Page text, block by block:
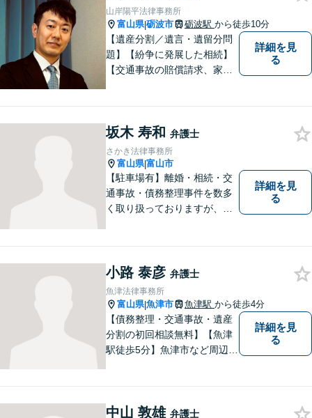
山岸陽平法律事務所
富山県|砺波市 砺波駅 から徒歩10分
【遺産分割／遺言・遺留分問
題】【紛争に発展した相続】
【交通事故の賠償請求、家族
交渉などの代理人活動を行い
ます。顧問契約先の法律相
談、個人の方の法律相談対応
も。
詳細を見
る
坂木 寿和 弁護士
さかき法律事務所
富山県|富山市
【駐車場有】離婚・相続・交
通事故・債務整理事件を数多
く取り扱っておりますが、そ
というお声をいただけるよう
に、誠実・丁寧を心がけ事件
に取り組んでいきたいと考え
ています。
詳細を見
る
小路 泰彦 弁護士
魚津法律事務所
富山県|魚津市 魚津駅 から徒歩4分
【債務整理・交通事故・遺産
分割の初回相談無料】【魚津
駅徒歩5分】魚津市など周辺地
詳細を見
る
中山 敦雄 弁護士